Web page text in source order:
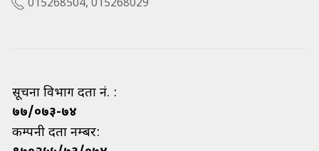
015268504, 015268029
सूचना विभाग दर्ता नं. :
७७/०७३-७४
कम्पनी दर्ता नम्बर: